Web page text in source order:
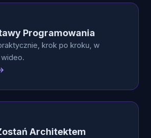
Programowania
krok po kroku, w
Architektem